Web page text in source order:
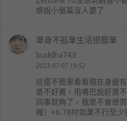
想說小螢幕沒人要了
單身不孤單生活很簡單
buddha743
2023-07-07 19:52
這還不簡單看看現在身邊
是不好賣，用嘴巴說好賣
同事就夠了，我是不會想
機）+6.78吋如果不行至少